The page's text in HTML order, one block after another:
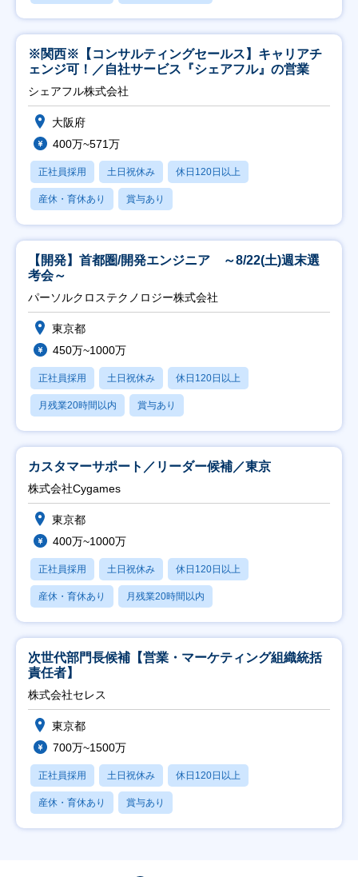
※関西※【コンサルティングセールス】キャリアチ
ェンジ可！／自社サービス『シェアフル』の営業
シェアフル株式会社
大阪府
400万~571万
正社員採用 土日祝休み 休日120日以上
産休・育休あり 賞与あり
【開発】首都圏/開発エンジニア ～8/22(土)週末選
考会～
パーソルクロステクノロジー株式会社
東京都
450万~1000万
正社員採用 土日祝休み 休日120日以上
月残業20時間以内 賞与あり
カスタマーサポート／リーダー候補／東京
株式会社Cygames
東京都
400万~1000万
正社員採用 土日祝休み 休日120日以上
産休・育休あり 月残業20時間以内
次世代部門長候補【営業・マーケティング組織統括
責任者】
株式会社セレス
東京都
700万~1500万
正社員採用 土日祝休み 休日120日以上
産休・育休あり 賞与あり